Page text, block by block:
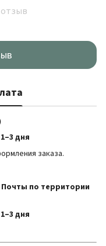
1–3 дня
заказа.
по территории
1–3 дня